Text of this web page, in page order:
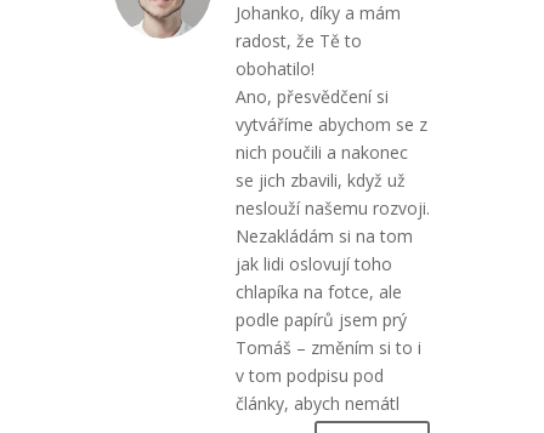
Johanko, díky a mám
radost, že Tě to
obohatilo!
Ano, přesvědčení si
vytváříme abychom se z
nich poučili a nakonec
se jich zbavili, když už
neslouží našemu rozvoji.
Nezakládám si na tom
jak lidi oslovují toho
chlapíka na fotce, ale
podle papírů jsem prý
Tomáš – změním si to i
v tom podpisu pod
články, abych nemátl